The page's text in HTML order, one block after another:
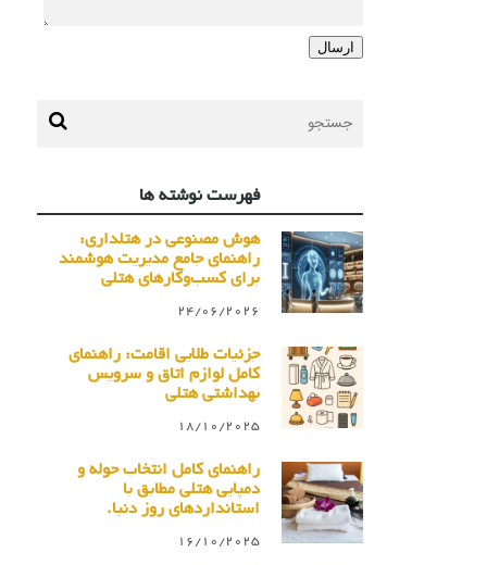
فهرست نوشته ها
هوش مصنوعی در هتلداری:
راهنمای جامع مدیریت هوشمند
برای کسب‌وکارهای هتلی
24/06/2026
جزئیات طلایی اقامت: راهنمای
کامل لوازم اتاق و سرویس
بهداشتی هتلی
18/10/2025
راهنمای کامل انتخاب حوله و
دمپایی هتلی مطابق با
استانداردهای روز دنیا.
16/10/2025